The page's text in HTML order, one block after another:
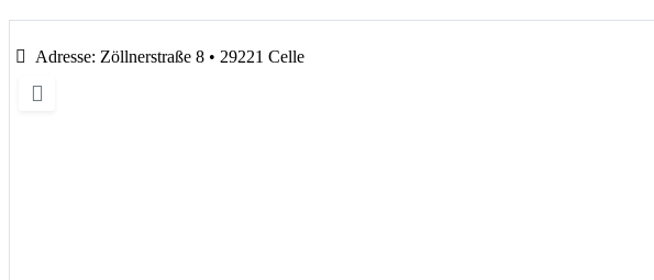
Adresse: Zöllnerstraße 8 • 29221 Celle